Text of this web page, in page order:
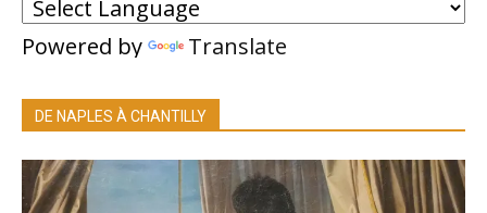
Powered by Translate
DE NAPLES À CHANTILLY